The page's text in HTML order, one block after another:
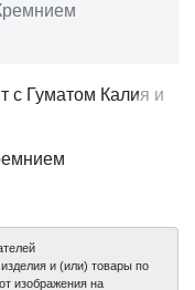
и (или) товары по
изображения на